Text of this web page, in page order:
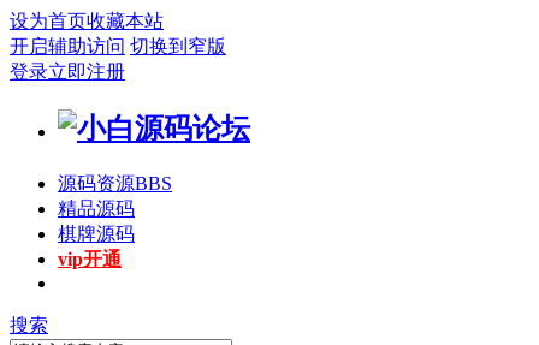
设为首页收藏本站
开启辅助访问 切换到窄版
登录立即注册
源码资源BBS
精品源码
棋牌源码
vip开通
搜索